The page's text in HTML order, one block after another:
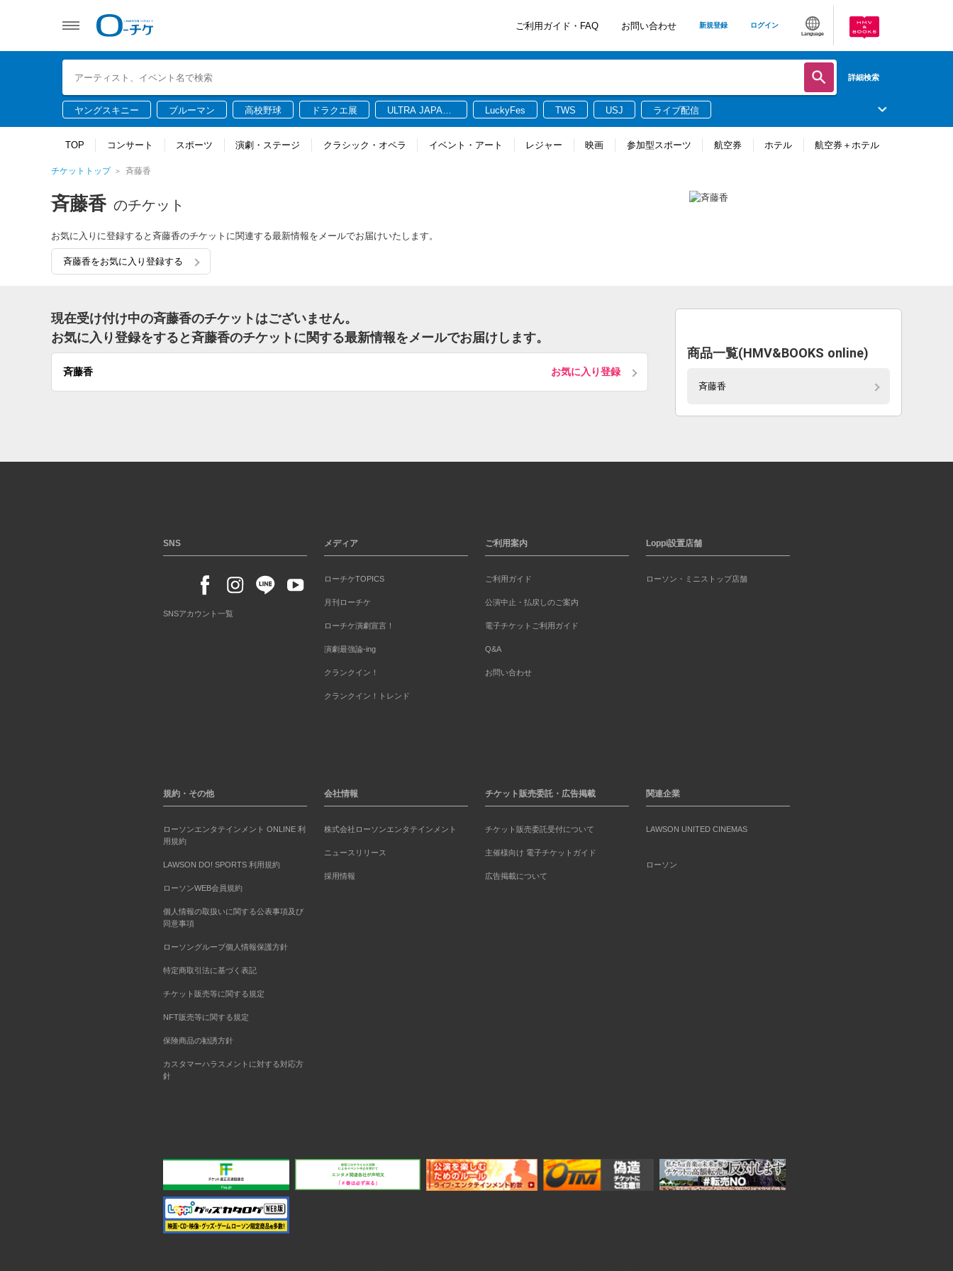
ご利用ガイド・FAQ お問い合わせ 新規登録 ログイン
Language
詳細検索
ヤングスキニー ブルーマン 高校野球 ドラクエ展
ULTRA JAPAN
LuckyFes TWS USJ ライブ配信
TOP コンサート スポーツ 演劇・ステージ クラシック・オペラ イベント・アート レジャー 映画 参加型スポーツ 航空券 ホテル 航空券＋ホテル
チケットトップ 斉藤香
斉藤香 のチケット
お気に入りに登録すると斉藤香のチケットに関連する最新情報をメールでお届けいたします。
斉藤香をお気に入り登録する
現在受け付け中の斉藤香のチケットはございません。
お気に入り登録をすると斉藤香のチケットに関する最新情報をメールでお届けします。
斉藤香 お気に入り登録
商品一覧(HMV&BOOKS online)
斉藤香
SNS
SNSアカウント一覧
メディア
ローチケTOPICS
月刊ローチケ
ローチケ演劇宣言！
演劇最強論-ing
クランクイン！
クランクイン！トレンド
ご利用案内
ご利用ガイド
公演中止・払戻しのご案内
電子チケットご利用ガイド
Q&A
お問い合わせ
Loppi設置店舗
ローソン・ミニストップ店舗
規約・その他
ローソンエンタテインメント ONLINE 利
用規約
LAWSON DO! SPORTS 利用規約
ローソンWEB会員規約
個人情報の取扱いに関する公表事項及び
同意事項
ローソングループ個人情報保護方針
特定商取引法に基づく表記
チケット販売等に関する規定
NFT販売等に関する規定
保険商品の勧誘方針
カスタマーハラスメントに対する対応方
針
会社情報
株式会社ローソンエンタテインメント
ニュースリリース
採用情報
チケット販売委託・広告掲載
チケット販売委託受付について
主催様向け 電子チケットガイド
広告掲載について
関連企業
LAWSON UNITED CINEMAS
ローソン